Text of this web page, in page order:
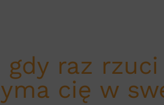
gdy raz
cię w